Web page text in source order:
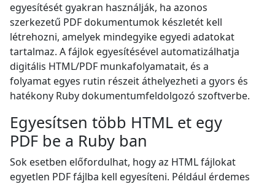
egyesítését gyakran használják, ha azonos
szerkezetű PDF dokumentumok készletét kell
létrehozni, amelyek mindegyike egyedi adatokat
tartalmaz. A fájlok egyesítésével automatizálhatja
digitális HTML/PDF munkafolyamatait, és a
folyamat egyes rutin részeit áthelyezheti a gyors és
hatékony Ruby dokumentumfeldolgozó szoftverbe.
Egyesítsen több HTML et egy
PDF be a Ruby ban
Sok esetben előfordulhat, hogy az HTML fájlokat
egyetlen PDF fájlba kell egyesíteni. Például érdemes